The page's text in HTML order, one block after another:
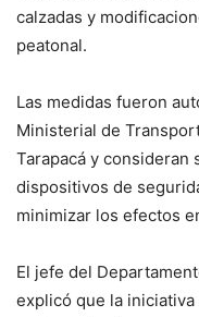
calzadas y
peatonal.
Las medidas fueron
Ministerial de
Tarapacá y consideran
dispositivos de
minimizar los efectos
El jefe del
explicó que la